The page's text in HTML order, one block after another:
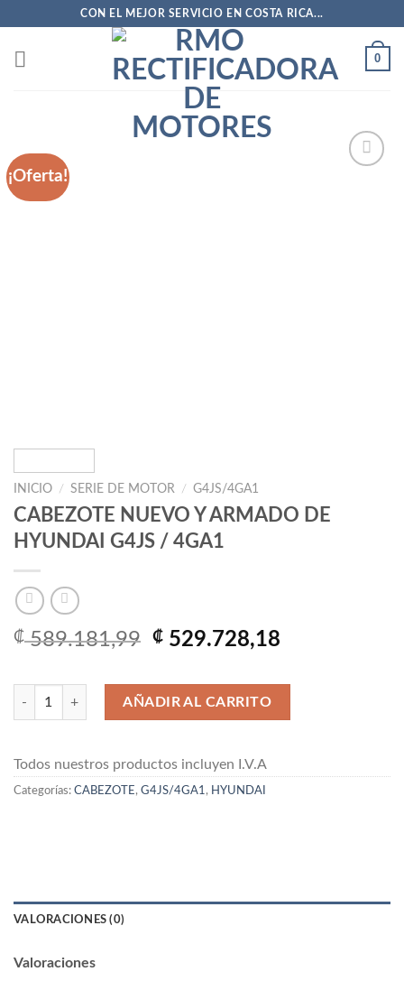
contenido
CON EL MEJOR SERVICIO EN COSTA RICA...
0
¡Oferta!
INICIO / SERIE DE MOTOR / G4JS/4GA1
CABEZOTE NUEVO Y ARMADO DE
HYUNDAI G4JS / 4GA1
₡589.181,99 El
original
era:
₡ 589.181,99.
₡ 529.728,18
actual
₡
CABEZOTE NUEVO Y ARMADO DE HYUNDAI G4JS / 4GA1 cantidad
AÑADIR AL CARRITO
Todos nuestros productos incluyen I.V.A
Categorías: CABEZOTE , G4JS/4GA1 , HYUNDAI
VALORACIONES (0)
Valoraciones